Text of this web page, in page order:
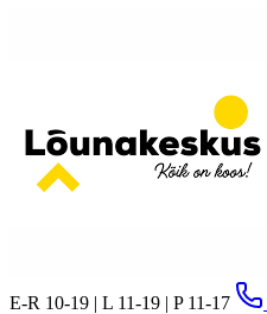
E-R 10-19 | L 11-19 | P 11-17